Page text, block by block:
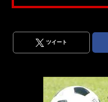
ツイート